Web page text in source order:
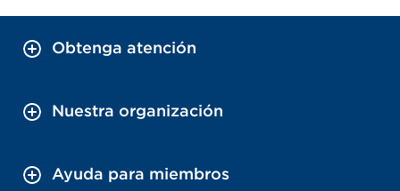
Obtenga atención
Nuestra organización
Ayuda para miembros